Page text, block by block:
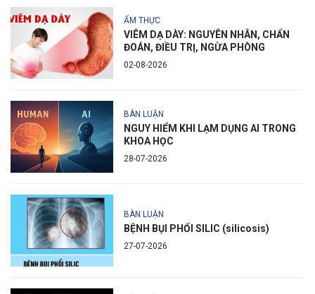
ẨM THỰC
VIÊM DẠ DÀY: NGUYÊN NHÂN, CHẨN
ĐOÁN, ĐIỀU TRỊ, NGỪA PHÒNG
02-08-2026
BÀN LUẬN
NGUY HIỂM KHI LẠM DỤNG AI TRONG
KHOA HỌC
28-07-2026
BÀN LUẬN
BỆNH BỤI PHỔI SILIC (silicosis)
27-07-2026